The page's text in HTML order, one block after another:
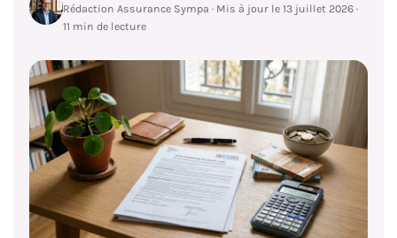
Rédaction Assurance Sympa · Mis à jour le 13 juillet 2026 ·
11 min de lecture